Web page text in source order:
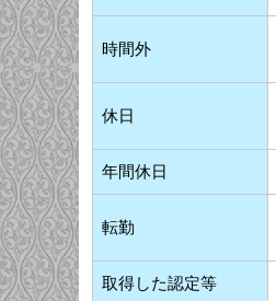
時間外
休日
年間休日
転勤
取得した認定等